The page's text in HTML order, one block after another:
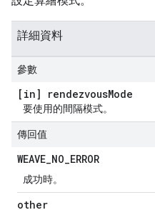
詳細資料
參數
[in] rendezvousMode
要使用的間隔模式。
傳回值
WEAVE_NO_ERROR
成功時。
other